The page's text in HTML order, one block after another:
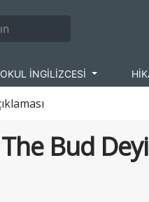
OKUL İNGİLİZCESİ
Bud